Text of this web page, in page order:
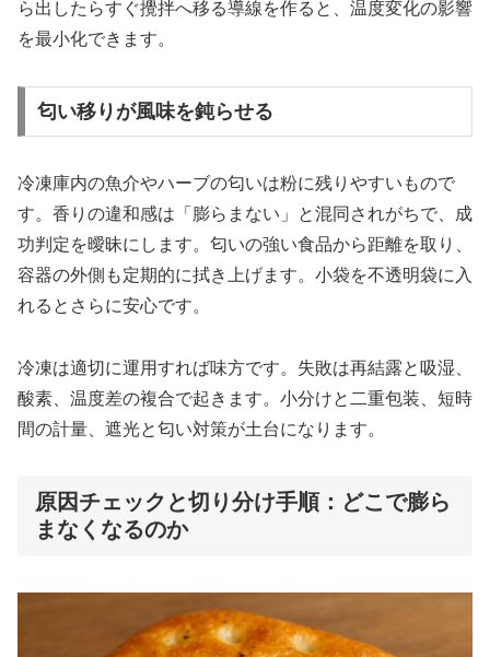
ら出したらすぐ攪拌へ移る導線を作ると、温度変化の影響
を最小化できます。
匂い移りが風味を鈍らせる
冷凍庫内の魚介やハーブの匂いは粉に残りやすいもので
す。香りの違和感は「膨らまない」と混同されがちで、成
功判定を曖昧にします。匂いの強い食品から距離を取り、
容器の外側も定期的に拭き上げます。小袋を不透明袋に入
れるとさらに安心です。
冷凍は適切に運用すれば味方です。失敗は再結露と吸湿、
酸素、温度差の複合で起きます。小分けと二重包装、短時
間の計量、遮光と匂い対策が土台になります。
原因チェックと切り分け手順：どこで膨ら
まなくなるのか